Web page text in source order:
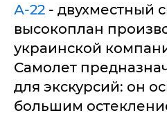
А-22 - двухместный
высокоплан
украинской
Самолет
для экскурсий: он
большим